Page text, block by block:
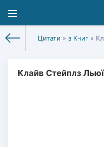
Цитати » з Книг »
Клайв Стейплз